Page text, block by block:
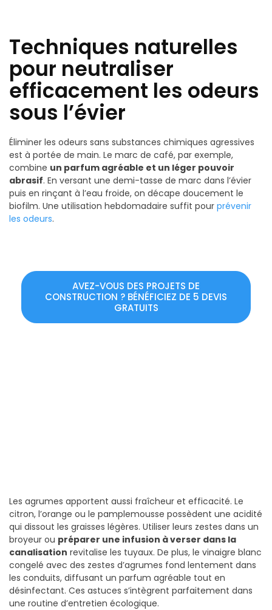
Techniques naturelles
pour neutraliser
efficacement les odeurs
sous l’évier
Éliminer les odeurs sans substances chimiques agressives
est à portée de main. Le marc de café, par exemple,
combine un parfum agréable et un léger pouvoir
abrasif. En versant une demi-tasse de marc dans l’évier
puis en rinçant à l’eau froide, on décape doucement le
biofilm. Une utilisation hebdomadaire suffit pour prévenir
les odeurs.
AVEZ-VOUS DES PROJETS DE
CONSTRUCTION ? BÉNÉFICIEZ DE 5 DEVIS
GRATUITS
Les agrumes apportent aussi fraîcheur et efficacité. Le
citron, l’orange ou le pamplemousse possèdent une acidité
qui dissout les graisses légères. Utiliser leurs zestes dans un
broyeur ou préparer une infusion à verser dans la
canalisation revitalise les tuyaux. De plus, le vinaigre blanc
congelé avec des zestes d’agrumes fond lentement dans
les conduits, diffusant un parfum agréable tout en
désinfectant. Ces astuces s’intègrent parfaitement dans
une routine d’entretien écologique.